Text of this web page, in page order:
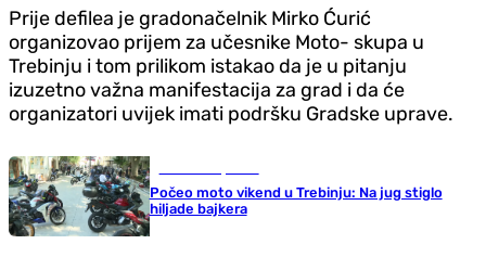
Prije defilea je gradonačelnik Mirko Ćurić
organizovao prijem za učesnike Moto- skupa u
Trebinju i tom prilikom istakao da je u pitanju
izuzetno važna manifestacija za grad i da će
organizatori uvijek imati podršku Gradske uprave.
Počeo moto vikend u Trebinju: Na jug stiglo
hiljade bajkera